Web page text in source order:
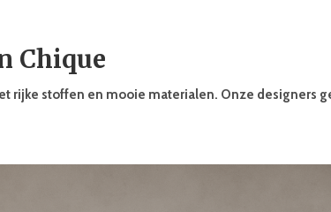
Chique
rijke stoffen en mooie materialen. Onze designers